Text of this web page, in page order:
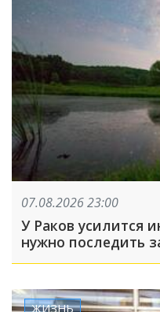
07.08.2026 23:00
У Раков усилится
нужно последить
ЖИЗНЬ